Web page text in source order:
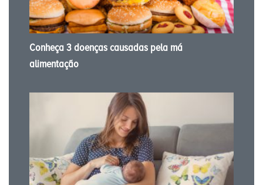
Conheça 3 doenças causadas pela má
alimentação